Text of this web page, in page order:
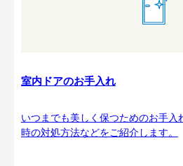
室内ドアのお手入れ
いつまでも美しく保つためのお手入
時の対処方法などをご紹介します。